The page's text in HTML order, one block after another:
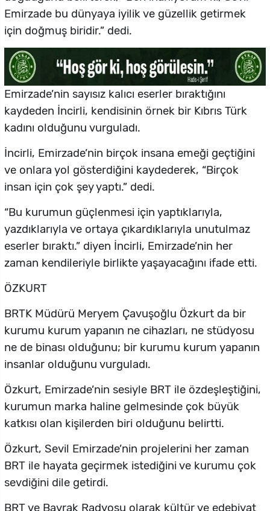
Emirzade bu dünyaya iyilik ve güzellik getirmek
için doğmuş biridir.” dedi.
Emirzade’nin sayısız kalıcı eserler bıraktığını
kaydeden İncirli, kendisinin örnek bir Kıbrıs Türk
kadını olduğunu vurguladı.
İncirli, Emirzade’nin birçok insana emeği geçtiğini
ve onlara yol gösterdiğini kaydederek, “Birçok
insan için çok şey yaptı.” dedi.
“Bu kurumun güçlenmesi için yaptıklarıyla,
yazdıklarıyla ve ortaya çıkardıklarıyla unutulmaz
eserler bıraktı.” diyen İncirli, Emirzade’nin her
zaman kendileriyle birlikte yaşayacağını ifade etti.
ÖZKURT
BRTK Müdürü Meryem Çavuşoğlu Özkurt da bir
kurumu kurum yapanın ne cihazları, ne stüdyosu
ne de binası olduğunu; bir kurumu kurum yapanın
insanlar olduğunu vurguladı.
Özkurt, Emirzade’nin sesiyle BRT ile özdeşleştiğini,
kurumun marka haline gelmesinde çok büyük
katkısı olan kişilerden biri olduğunu belirtti.
Özkurt, Sevil Emirzade’nin projelerini her zaman
BRT ile hayata geçirmek istediğini ve kurumu çok
sevdiğini dile getirdi.
BRT ve Bayrak Radyosu olarak kültür ve edebiyat